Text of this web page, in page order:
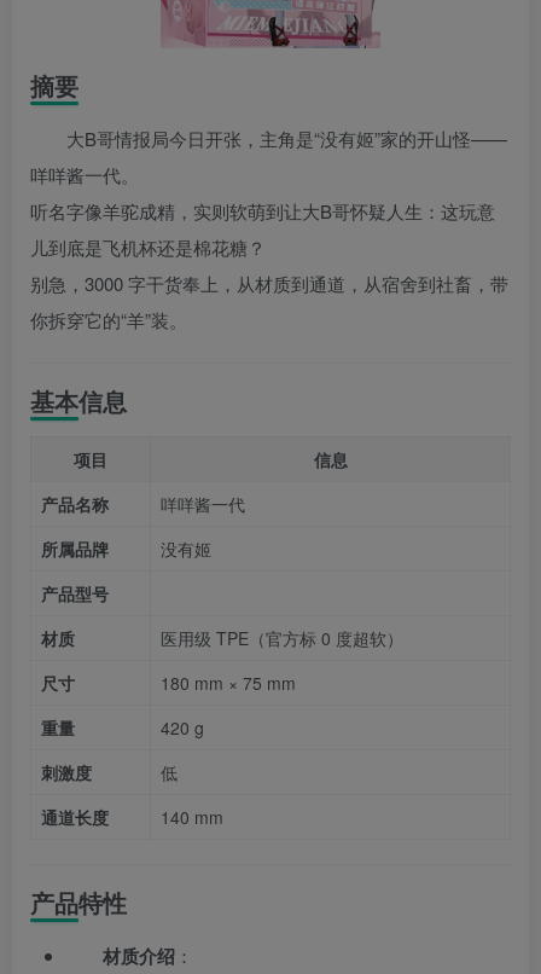
摘要
大B哥情报局今日开张，主角是“没有姬”家的开山怪——
咩咩酱一代。
听名字像羊驼成精，实则软萌到让大B哥怀疑人生：这玩意
儿到底是飞机杯还是棉花糖？
别急，3000 字干货奉上，从材质到通道，从宿舍到社畜，带
你拆穿它的“羊”装。
基本信息
项目
信息
产品名称
咩咩酱一代
所属品牌
没有姬
产品型号
材质
医用级 TPE（官方标 0 度超软）
尺寸
180 mm × 75 mm
重量
420 g
刺激度
低
通道长度
140 mm
产品特性
材质介绍 ：